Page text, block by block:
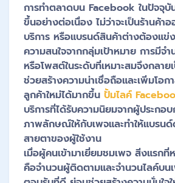
การทำตลาดบน Facebook ในปัจจุ
ขึ้นอย่างต่อเนื่อง ไม่ว่าจะเป็นร้านค้า
บริการ หรือแบรนด์สินค้าต่างต้องแ
ความสนใจจากกลุ่มเป้าหมาย การมีจ
หรือโพสต์ในระดับที่เหมาะสมจึงกลา
ช่วยสร้างความน่าเชื่อถือและเพิ่มโอก
ลูกค้าใหม่ได้มากขึ้น ปั้มไลค์
บริการที่ได้รับความนิยมจากผู้ประกอ
ภาพลักษณ์ให้กับเพจและทำให้แบรนด์
สายตาของผู้ใช้งาน
เมื่อผู้คนเข้ามาเยี่ยมชมเพจ สิ่งแรก
คือจำนวนผู้ติดตามและจำนวนไลค์บน